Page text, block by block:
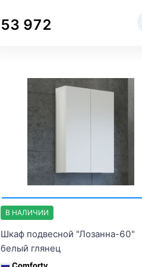
53 972
В НАЛИЧИИ
Шкаф подвесной "Лозанна-60"
белый глянец